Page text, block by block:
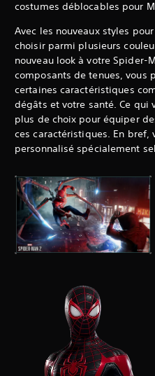
costumes déblocables pour
Avec les nouveaux styles
choisir parmi plusieurs
nouveau look à votre Spider-
composants de tenues, vous
certaines caractéristiques
dégâts et votre santé. Ce qui
plus de choix pour équiper
ces caractéristiques. En bref,
personnalisé spécialement